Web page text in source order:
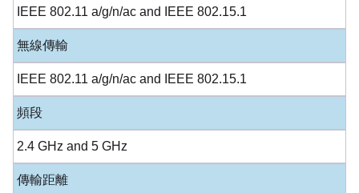
IEEE 802.11 a/g/n/ac and IEEE 802.15.1
無線傳輸
IEEE 802.11 a/g/n/ac and IEEE 802.15.1
頻段
2.4 GHz and 5 GHz
傳輸距離